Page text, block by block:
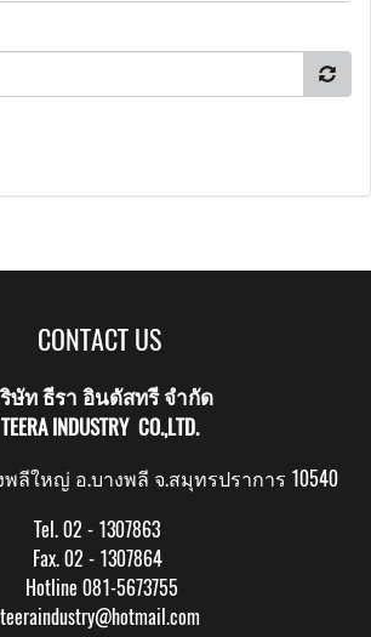
CONTACT US
ษัท ธีรา อินดัสทรี จำกัด
TEERA INDUSTRY CO.,LTD.
ลีใหญ่ อ.บางพลี จ.สมุทรปราการ 10540
Tel. 02 - 1307863
Fax. 02 - 1307864
Hotline 081-5673755
teeraindustry@hotmail.com